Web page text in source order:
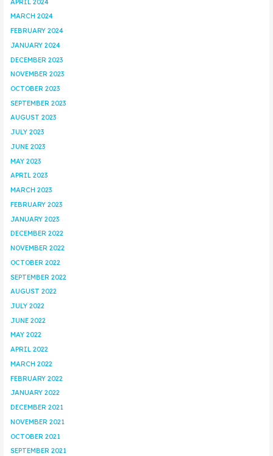
MARCH 2024
FEBRUARY 2024
JANUARY 2024
DECEMBER 2023
NOVEMBER 2023
OCTOBER 2023
SEPTEMBER 2023
AUGUST 2023
JULY 2023
JUNE 2023
MAY 2023
APRIL 2023
MARCH 2023
FEBRUARY 2023
JANUARY 2023
DECEMBER 2022
NOVEMBER 2022
OCTOBER 2022
SEPTEMBER 2022
AUGUST 2022
JULY 2022
JUNE 2022
MAY 2022
APRIL 2022
MARCH 2022
FEBRUARY 2022
JANUARY 2022
DECEMBER 2021
NOVEMBER 2021
OCTOBER 2021
SEPTEMBER 2021